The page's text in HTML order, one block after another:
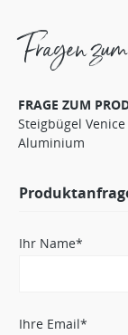
Fragen
FRAGE ZUM
Steigbügel
Aluminium
Ihr Name*
Ihre Email*